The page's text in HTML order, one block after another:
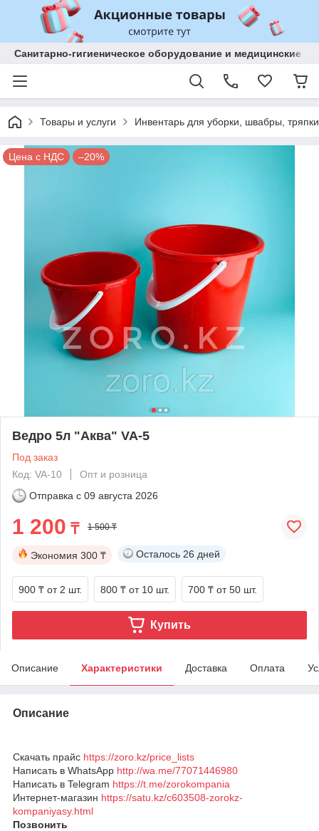
Санитарно-гигиеническое оборудование и медицинские
Товары и услуги Инвентарь для уборки, швабры,
Цена с НДС –20%
Ведро 5л "Аква" VA-5
Под заказ
Код: VA-10
Опт и розница
Отправка с 09 августа 2026
1 200 ₸ 1 500 ₸
Экономия 300 ₸ Осталось 26 дней
900 ₸ от 2 шт. 800 ₸ от 10 шт. 700 ₸ от 50 шт.
Купить
Описание Характеристики Доставка Оплата
Описание
Скачать прайс https://zoro.kz/price_lists
Написать в WhatsApp http://wa.me/77071446980
Написать в Telegram https://t.me/zorokompania
Интернет-магазин https://satu.kz/c603508-zorokz-
kompaniyasy.html
Позвонить